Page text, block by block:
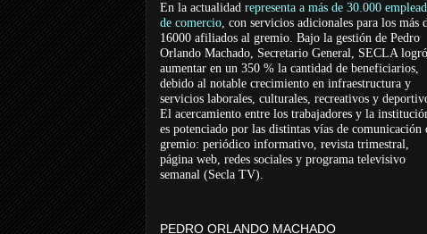
En la actualidad representa a más de 30.000
de comercio, con servicios adicionales para los más
16000 afiliados al gremio. Bajo la gestión de Pedro
Orlando Machado, Secretario General, SECLA logró
aumentar en un 350 % la cantidad de beneficiarios,
debido al notable crecimiento en infraestructura y
servicios laborales, culturales, recreativos y
El acercamiento entre los trabajadores y la
es potenciado por las distintas vías de comunicación
gremio: periódico informativo, revista trimestral,
página web, redes sociales y programa televisivo
semanal (Secla TV).
PEDRO ORLANDO MACHADO